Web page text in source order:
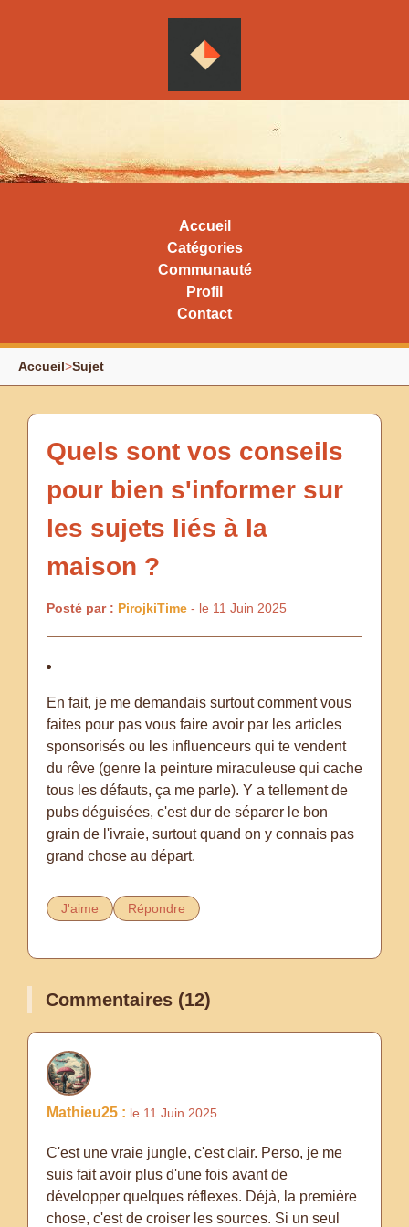
Accueil
Catégories
Communauté
Profil
Contact
Accueil>Sujet
Quels sont vos conseils
pour bien s'informer sur
les sujets liés à la
maison ?
Posté par : PirojkiTime - le 11 Juin 2025
En fait, je me demandais surtout comment vous
faites pour pas vous faire avoir par les articles
sponsorisés ou les influenceurs qui te vendent
du rêve (genre la peinture miraculeuse qui cache
tous les défauts, ça me parle). Y a tellement de
pubs déguisées, c'est dur de séparer le bon
grain de l'ivraie, surtout quand on y connais pas
grand chose au départ.
J'aime Répondre
Commentaires (12)
Mathieu25 : le 11 Juin 2025
C'est une vraie jungle, c'est clair. Perso, je me
suis fait avoir plus d'une fois avant de
développer quelques réflexes. Déjà, la première
chose, c'est de croiser les sources. Si un seul